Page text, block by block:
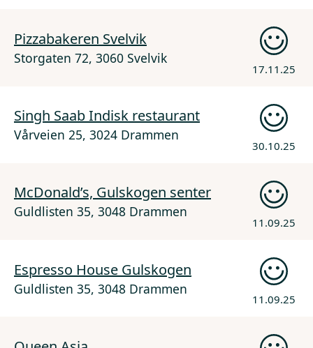
Pizzabakeren Svelvik
Storgaten 72, 3060 Svelvik
17.11.25
Singh Saab Indisk restaurant
Vårveien 25, 3024 Drammen
30.10.25
McDonald’s, Gulskogen senter
Guldlisten 35, 3048 Drammen
11.09.25
Espresso House Gulskogen
Guldlisten 35, 3048 Drammen
11.09.25